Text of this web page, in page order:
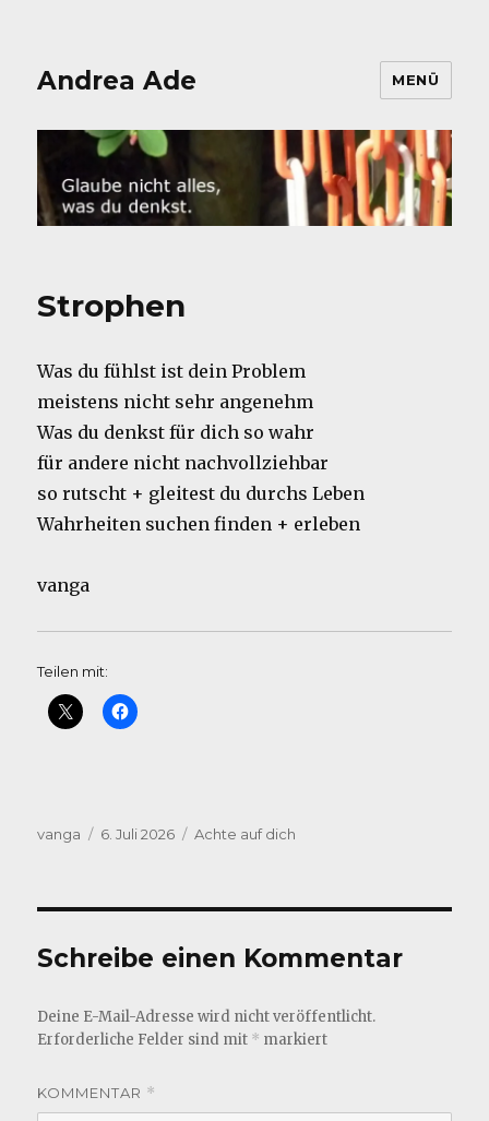
Andrea Ade MENÜ
Strophen
Was du fühlst ist dein Problem
meistens nicht sehr angenehm
Was du denkst für dich so wahr
für andere nicht nachvollziehbar
so rutscht + gleitest du durchs Leben
Wahrheiten suchen finden + erleben
vanga
Teilen mit:
Autor
vanga
Veröffentlicht
6. Juli 2026 Kategorien
Achte auf dich
Schreibe einen Kommentar
Deine E-Mail-Adresse wird nicht veröffentlicht.
Erforderliche Felder sind mit * markiert
KOMMENTAR *